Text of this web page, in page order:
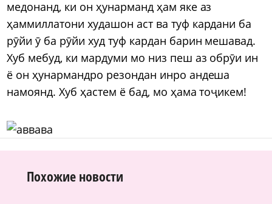
медонанд, ки он ҳунарманд ҳам яке аз
ҳаммиллатони худашон аст ва туф кардани ба
рӯйи ӯ ба рӯйи худ туф кардан барин мешавад.
Хуб мебуд, ки мардуми мо низ пеш аз обрӯи ин
ё он ҳунармандро резондан инро андеша
намоянд. Хуб ҳастем ё бад, мо ҳама тоҷикем!
Похожие новости